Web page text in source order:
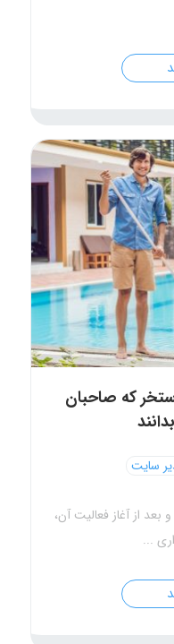
که صاحبان
سایت
از آغاز فعالیت آن،
...